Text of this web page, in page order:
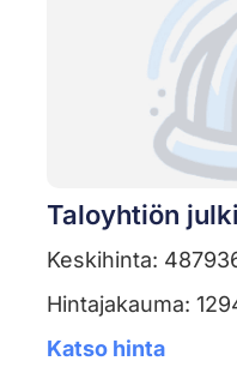
Taloyhtiön
Keskihinta:
Hintajakauma:
Katso hinta